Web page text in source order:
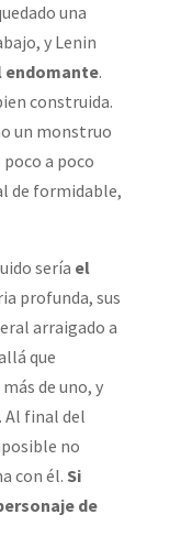
una
y Lenin
endomante.
construida.
un monstruo
a poco
de formidable,
sería el
profunda, sus
arraigado a
que
de uno, y
Al final del
no
con él. Si
de